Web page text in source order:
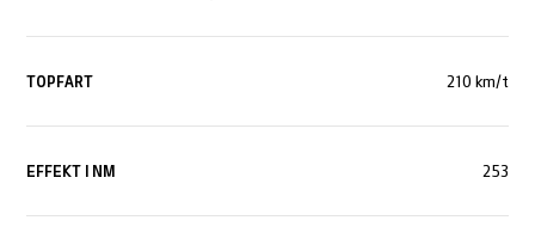
TOPFART 210 km/t
EFFEKT I NM 253